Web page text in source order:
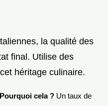
la qualité des
final. Utilise des
héritage culinaire.
Pourquoi cela ? Un taux de